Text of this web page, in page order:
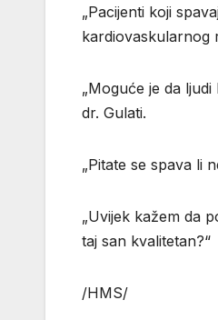
„Pacijenti koji
kardiovaskularnog
„Moguće je da
dr. Gulati.
„Pitate se spava li
„Uvijek kažem da
taj san kvalitetan?“
/HMS/